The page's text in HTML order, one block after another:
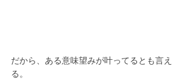
だから、ある意味望みが叶ってるとも言え
る。